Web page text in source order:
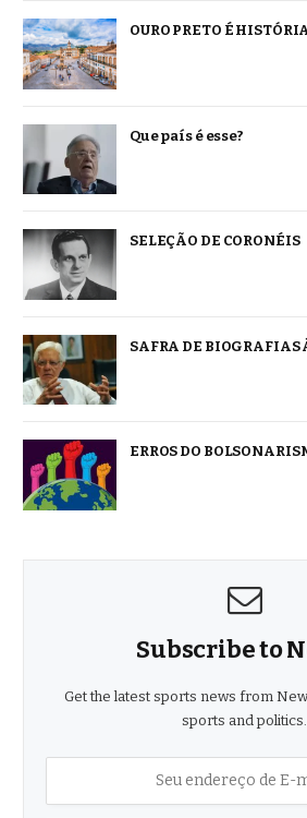
OURO PRETO É
Que país é esse?
SELEÇÃO DE CORONÉIS
SAFRA DE BIOGRAFIAS
ERROS DO
Subscribe to
Get the latest sports news from
sports and politics.